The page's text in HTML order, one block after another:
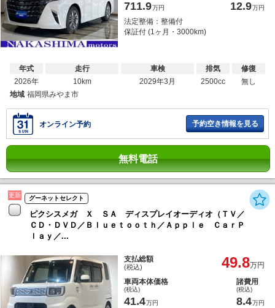
711.9万円 12.9万円
法定整備：整備付
保証付 (1ヶ月・3000km)
年式
2026年
走行
10km
車検
2029年3月
排気
2500cc
修復
無し
地域 福岡県みやま市
オンライン予約 予約空き情報を見る
無料電話
更新 グーネットセレクト
ピクシスメガ Ｘ ＳＡ ディスプレイオーディオ（ＴＶ／
ＣＤ・ＤＶＤ／Ｂｌｕｅｔｏｏｔｈ／Ａｐｐｌｅ ＣａｒＰ
ｌａｙ／...
支払総額
(税込) 49.8万円
車両本体価格
(税込)
41.4万円
諸費用
(税込)
8.4万円